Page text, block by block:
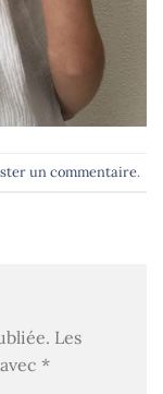
un commentaire.
Les
*